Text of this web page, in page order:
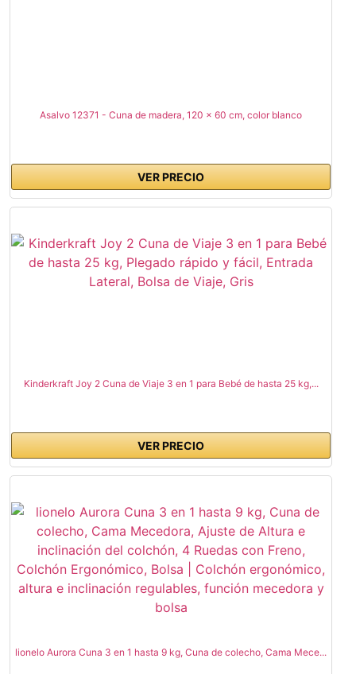
Asalvo 12371 - Cuna de madera, 120 x 60 cm, color blanco
VER PRECIO
Kinderkraft Joy 2 Cuna de Viaje 3 en 1 para Bebé de hasta 25 kg,...
VER PRECIO
lionelo Aurora Cuna 3 en 1 hasta 9 kg, Cuna de colecho, Cama Mece...